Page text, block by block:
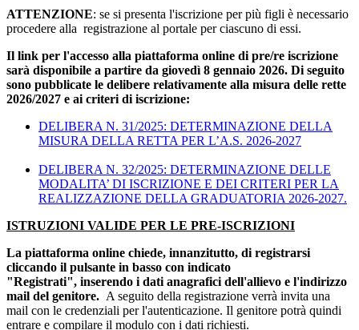
ATTENZIONE: se si presenta l'iscrizione per più figli è necessario
procedere alla registrazione al portale per ciascuno di essi.
Il link per l'accesso alla piattaforma online di pre/re iscrizione
sarà disponibile a partire da giovedì 8 gennaio 2026. Di seguito
sono pubblicate le delibere relativamente alla misura delle rette
2026/2027 e ai criteri di iscrizione:
DELIBERA N. 31/2025: DETERMINAZIONE DELLA
MISURA DELLA RETTA PER L’A.S. 2026-2027
DELIBERA N. 32/2025: DETERMINAZIONE DELLE
MODALITA’ DI ISCRIZIONE E DEI CRITERI PER LA
REALIZZAZIONE DELLA GRADUATORIA 2026-2027.
ISTRUZIONI VALIDE PER LE PRE-ISCRIZIONI
La piattaforma online chiede, innanzitutto, di registrarsi
cliccando il pulsante in basso con indicato
"Registrati", inserendo i dati anagrafici dell'allievo e l'indirizzo
mail del genitore. A seguito della registrazione verrà invita una
mail con le credenziali per l'autenticazione. Il genitore potrà quindi
entrare e compilare il modulo con i dati richiesti.